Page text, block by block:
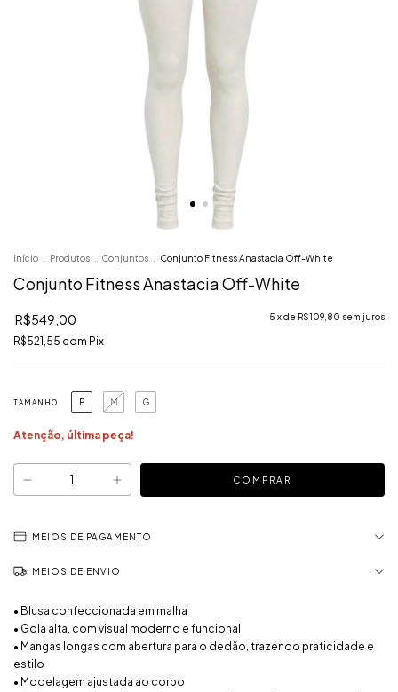
Início Produtos Conjuntos Conjunto Fitness Anastacia Off-White
Conjunto Fitness Anastacia Off-White
R$549,00 5 x de R$109,80 sem juros
R$521,55 com Pix
TAMANHO P M G
Atenção, última peça!
MEIOS DE PAGAMENTO
MEIOS DE ENVIO
• Blusa confeccionada em malha
• Gola alta, com visual moderno e funcional
• Mangas longas com abertura para o dedão, trazendo praticidade e
estilo
• Modelagem ajustada ao corpo